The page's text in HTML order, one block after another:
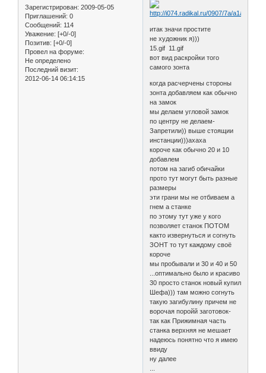
Зарегистрирован: 2009-05-05
Приглашений: 0
Сообщений: 114
Уважение: [+0/-0]
Позитив: [+0/-0]
Провел на форуме:
Не определено
Последний визит:
2012-06-14 06:14:15
итак значи простите
не художник я)))
15.gif 11.gif
вот вид раскройки того
самого зонта
когда расчерчены стороны
зонта добавляем как обычно
на замок
мы делаем угловой замок
по центру не делаем-
Запретили)) выше стоящии
инстанции)))ахаха
короче как обычно 20 и 10
добавлем
потом на загиб обичайки
прото тут могут быть разные
размеры
эти грани мы не отбиваем а
гнем а станке
по этому тут уже у кого
позволяет станок ПОТОМ
както извернуться и согнуть
ЗОНТ то тут каждому своё
короче
мы пробывали и 30 и 40 и 50
...оптимально было и красиво
30 просто станок новый купил
Шефа))) там можно согнуть
такую загибулину причем не
ворочая поройй заготовок-
так как Прижимная часть
станка верхняя не мешает
надеюсь понятно что я имею
ввиду
ну далее